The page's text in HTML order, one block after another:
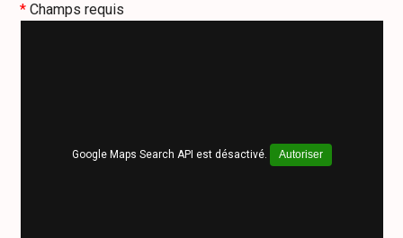
* Champs requis
Google Maps Search API est désactivé. Autoriser